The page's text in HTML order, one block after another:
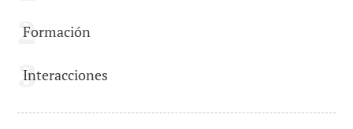
Formación
Interacciones